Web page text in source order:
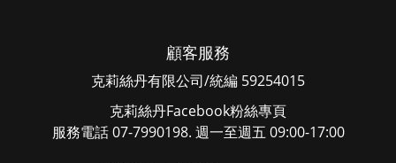
顧客服務
克莉絲丹有限公司/統編 59254015
克莉絲丹Facebook粉絲專頁
服務電話 07-7990198. 週一至週五 09:00-17:00